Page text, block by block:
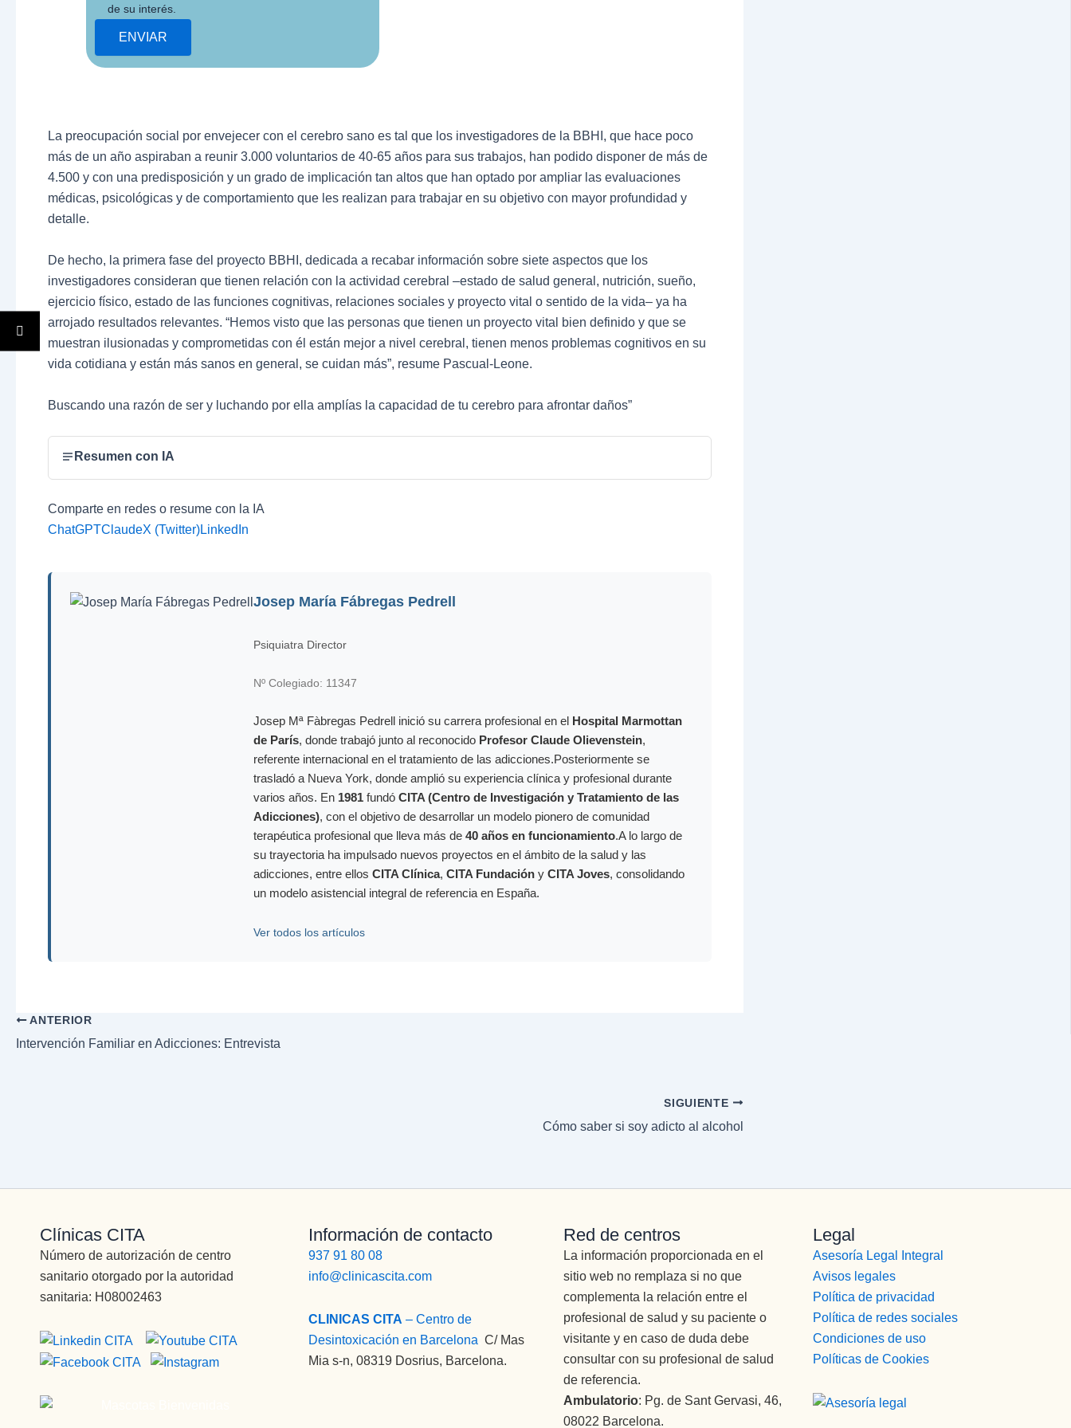
de su interés.
La preocupación social por ­envejecer con el cerebro sano es tal que los investigadores de la BBHI, que hace poco
más de un año aspiraban a reunir 3.000 voluntarios de 40-65 años para sus trabajos, han podido disponer de más de
4.500 y con una predis­posición y un grado de impli­cación tan altos que han optado por ampliar las evaluaciones
médicas, psicológicas y de comportamiento que les realizan para trabajar en su objetivo con mayor profundidad y
detalle.
De hecho, la primera fase del proyecto BBHI, dedicada a recabar información sobre siete aspectos que los
investigadores consideran que tienen relación con la actividad cerebral –estado de salud general, nutrición, sueño,
ejercicio físico, estado de las funciones cognitivas, relaciones sociales y proyecto vital o sentido de la vida– ya ha
arrojado resultados relevantes. “Hemos visto que las personas que tienen un proyecto vital bien definido y que se
muestran ilusionadas y comprometidas con él están mejor a nivel cerebral, tienen menos problemas cognitivos en su
vida cotidiana y están más sanos en general, se cuidan más”, resume Pascual-Leone.
Buscando una razón de ser y luchando por ella amplías la capacidad de tu cerebro para afrontar daños”
Resumen con IA
Comparte en redes o resume con la IA
ChatGPTClaudeX (Twitter)LinkedIn
Josep María Fábregas Pedrell
Psiquiatra Director
Nº Colegiado: 11347
Josep Mª Fàbregas Pedrell inició su carrera profesional en el Hospital Marmottan
de París, donde trabajó junto al reconocido Profesor Claude Olievenstein,
referente internacional en el tratamiento de las adicciones.Posteriormente se
trasladó a Nueva York, donde amplió su experiencia clínica y profesional durante
varios años. En 1981 fundó CITA (Centro de Investigación y Tratamiento de las
Adicciones), con el objetivo de desarrollar un modelo pionero de comunidad
terapéutica profesional que lleva más de 40 años en funcionamiento.A lo largo de
su trayectoria ha impulsado nuevos proyectos en el ámbito de la salud y las
adicciones, entre ellos CITA Clínica, CITA Fundación y CITA Joves, consolidando
un modelo asistencial integral de referencia en España.
Ver todos los artículos
ANTERIOR
Intervención Familiar en Adicciones: Entrevista
SIGUIENTE
Cómo saber si soy adicto al alcohol
Clínicas CITA
Número de autorización de centro
sanitario otorgado por la autoridad
sanitaria: H08002463
Información de contacto
937 91 80 08
info@clinicascita.com
CLINICAS CITA – Centro de
Desintoxicación en Barcelona :C/ Mas
Mia s-n, 08319 Dosrius, Barcelona.
Red de centros
La información proporcionada en el
sitio web no remplaza si no que
complementa la relación entre el
profesional de salud y su paciente o
visitante y en caso de duda debe
consultar con su profesional de salud
de referencia.
Ambulatorio: Pg. de Sant Gervasi, 46,
08022 Barcelona.
Legal
Asesoría Legal Integral
Avisos legales
Política de privacidad
Política de redes sociales
Condiciones de uso
Políticas de Cookies